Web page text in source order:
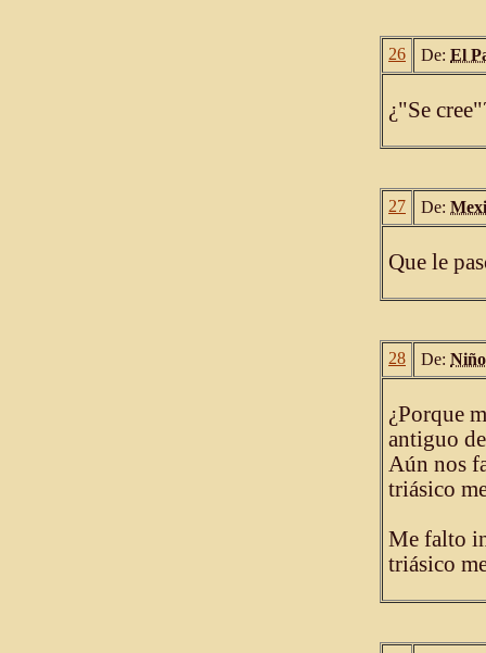
26 De: El
¿"Se
27 De:
Que le
28 De:
¿Porque
antiguo
Aún nos
triásico
Me falto
triásico